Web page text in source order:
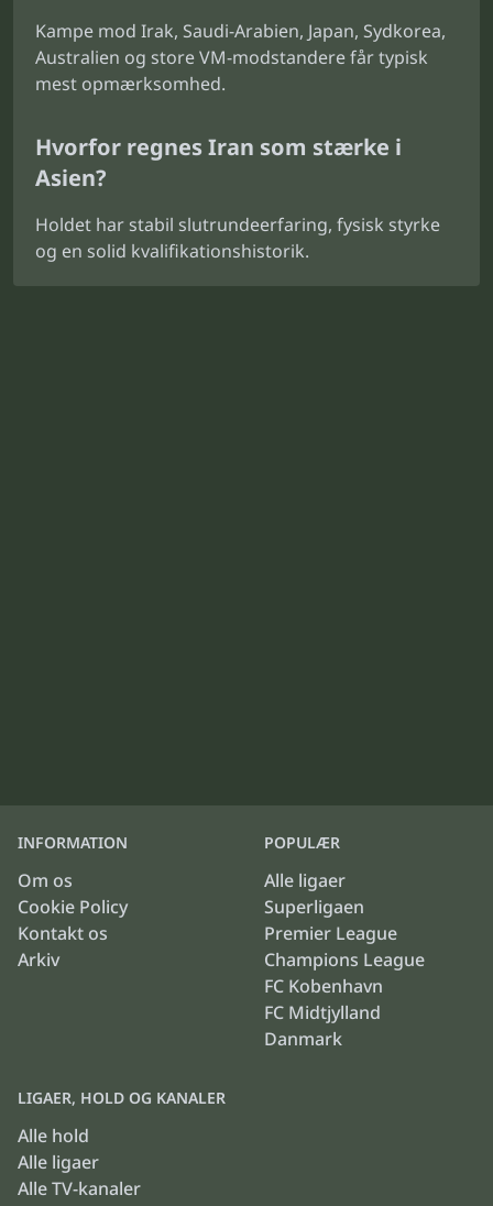
Kampe mod Irak, Saudi-Arabien, Japan, Sydkorea,
Australien og store VM-modstandere får typisk
mest opmærksomhed.
Hvorfor regnes Iran som stærke i
Asien?
Holdet har stabil slutrundeerfaring, fysisk styrke
og en solid kvalifikationshistorik.
INFORMATION
Om os
Cookie Policy
Kontakt os
Arkiv
POPULÆR
Alle ligaer
Superligaen
Premier League
Champions League
FC Kobenhavn
FC Midtjylland
Danmark
LIGAER, HOLD OG KANALER
Alle hold
Alle ligaer
Alle TV-kanaler